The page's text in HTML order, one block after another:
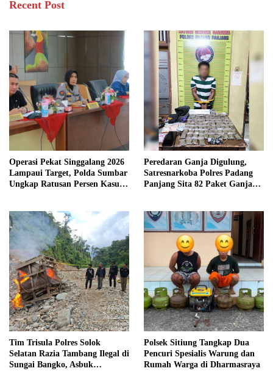
Recent Post
Operasi Pekat Singgalang 2026
Lampaui Target, Polda Sumbar
Ungkap Ratusan Persen Kasus
Peredaran Ganja Digulung,
Satresnarkoba Polres Padang
Panjang Sita 82 Paket Ganja
Tim Trisula Polres Solok
Selatan Razia Tambang Ilegal di
Sungai Bangko, Asbuk
Polsek Sitiung Tangkap Dua
Pencuri Spesialis Warung dan
Rumah Warga di Dharmasraya